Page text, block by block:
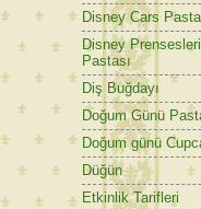
Disney Cars
Disney Prensesleri
Pastası
Diş Buğdayı
Doğum Günü
Doğum günü
Düğün
Etkinlik Tarifleri